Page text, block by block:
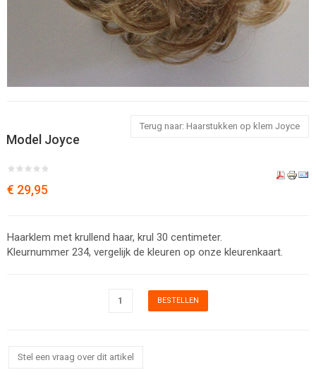
Terug naar: Haarstukken op klem Joyce
Model Joyce
€ 29,95
Haarklem met krullend haar, krul 30 centimeter.
Kleurnummer 234, vergelijk de kleuren op onze kleurenkaart.
Stel een vraag over dit artikel